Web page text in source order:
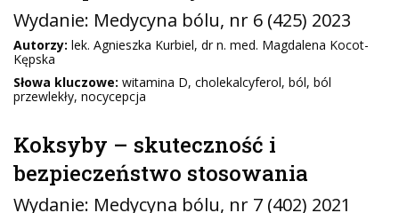
Wydanie: Medycyna bólu, nr 6 (425) 2023
Autorzy: lek. Agnieszka Kurbiel, dr n. med. Magdalena Kocot-
Kępska
Słowa kluczowe: witamina D, cholekalcyferol, ból, ból
przewlekły, nocycepcja
Koksyby – skuteczność i
bezpieczeństwo stosowania
Wydanie: Medycyna bólu, nr 7 (402) 2021